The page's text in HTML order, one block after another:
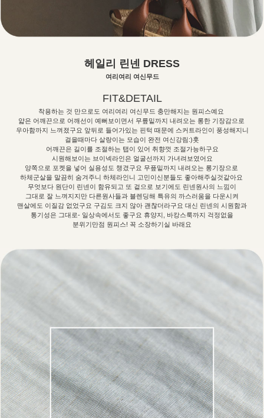
헤일리 린넨 DRESS
여리여리 여신무드
FIT&DETAIL
착용하는 것 만으로도 여리여리 여신무드 충만해지는 원피스예요
얇은 어깨끈으로 어깨선이 예뻐보이면서 무릎밑까지 내려오는 롱한 기장감으로
우아함까지 느껴졌구요 앞뒤로 들어가있는 핀턱 때문에 스커트라인이 풍성해지니
걸을때마다 살랑이는 모습이 완전 여신강림:)훗
어깨끈은 길이를 조절하는 탭이 있어 취향껏 조절가능하구요
시원해보이는 브이넥라인은 얼굴선까지 가녀려보였어요
양쪽으로 포켓을 넣어 실용성도 챙겼구요 무픞밑까지 내려오는 롱기장으로
하체군살을 말끔히 숨겨주니 하체라인니 고민이신분들도 좋아해주실것같아요
무엇보다 원단이 린넨이 함유되고 또 겉으로 보기에도 린넨원사의 느낌이
그대로 잘 느껴지지만 다른원사들과 블렌딩해 특유의 까스러움을 다운시켜
맨살에도 이질감 없었구요 구김도 크지 않아 괜찮더라구요 대신 린넨의 시원함과
통기성은 그대로- 일상속에서도 좋구요 휴양지, 바캉스룩까지 걱정없을
분위기만점 원피스! 꼭 소장하기실 바래요